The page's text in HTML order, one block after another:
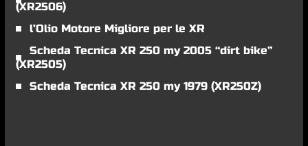
(XR2506)
l’Olio Motore Migliore per le XR
Scheda Tecnica XR 250 my 2005 “dirt bike”
(XR2505)
Scheda Tecnica XR 250 my 1979 (XR250Z)